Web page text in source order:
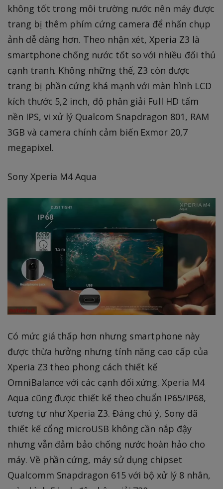
không tốt trong môi trường nước nên máy được
trang bị thêm phím cứng camera để nhấn chụp
ảnh dễ dàng hơn. Theo nhận xét, Xperia Z3 là
smartphone chống nước tốt so với nhiều đối thủ
cạnh tranh. Không những thế, Z3 còn được
trang bị phần cứng khá mạnh với màn hình LCD
kích thước 5,2 inch, độ phân giải Full HD tấm
nền IPS, vi xử lý Qualcom Snapdragon 801, RAM
3GB và camera chính cảm biến Exmor 20,7
megapixel.
Sony Xperia M4 Aqua
Có mức giá thấp hơn nhưng smartphone này
được thừa hưởng nhưng tính năng cao cấp của
Xperia Z3 theo phong cách thiết kế
OmniBalance với các cạnh đối xứng. Xperia M4
Aqua cũng được thiết kế theo chuẩn IP65/IP68,
tương tự như Xperia Z3. Đáng chú ý, Sony đã
thiết kế cổng microUSB không cần nắp đậy
nhưng vẫn đảm bảo chống nước hoàn hảo cho
máy. Về phần cứng, máy sử dụng chipset
Qualcomm Snapdragon 615 với bộ xử lý 8 nhân,